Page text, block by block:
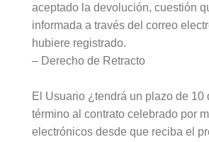
aceptado la devolución, cuestión
informada a través del correo
hubiere registrado.
– Derecho de Retracto
El Usuario ¿tendrá un plazo de 10
término al contrato celebrado por
electrónicos desde que reciba el